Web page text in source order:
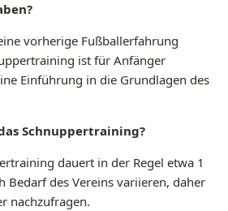
vorherige Fußballerfahrung
ist für Anfänger
Einführung in die Grundlagen des
Schnuppertraining?
dauert in der Regel etwa 1
Bedarf des Vereins variieren, daher
nachzufragen.